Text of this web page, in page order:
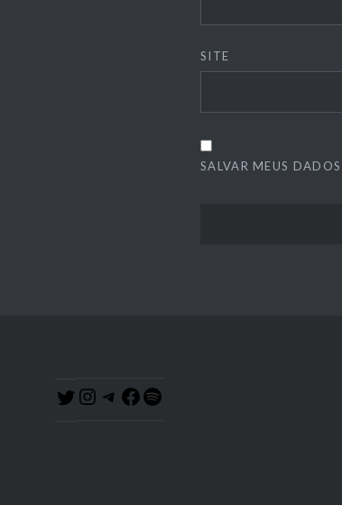
SITE
SALVAR MEUS
TwitterInstagram
Telegram
Facebook